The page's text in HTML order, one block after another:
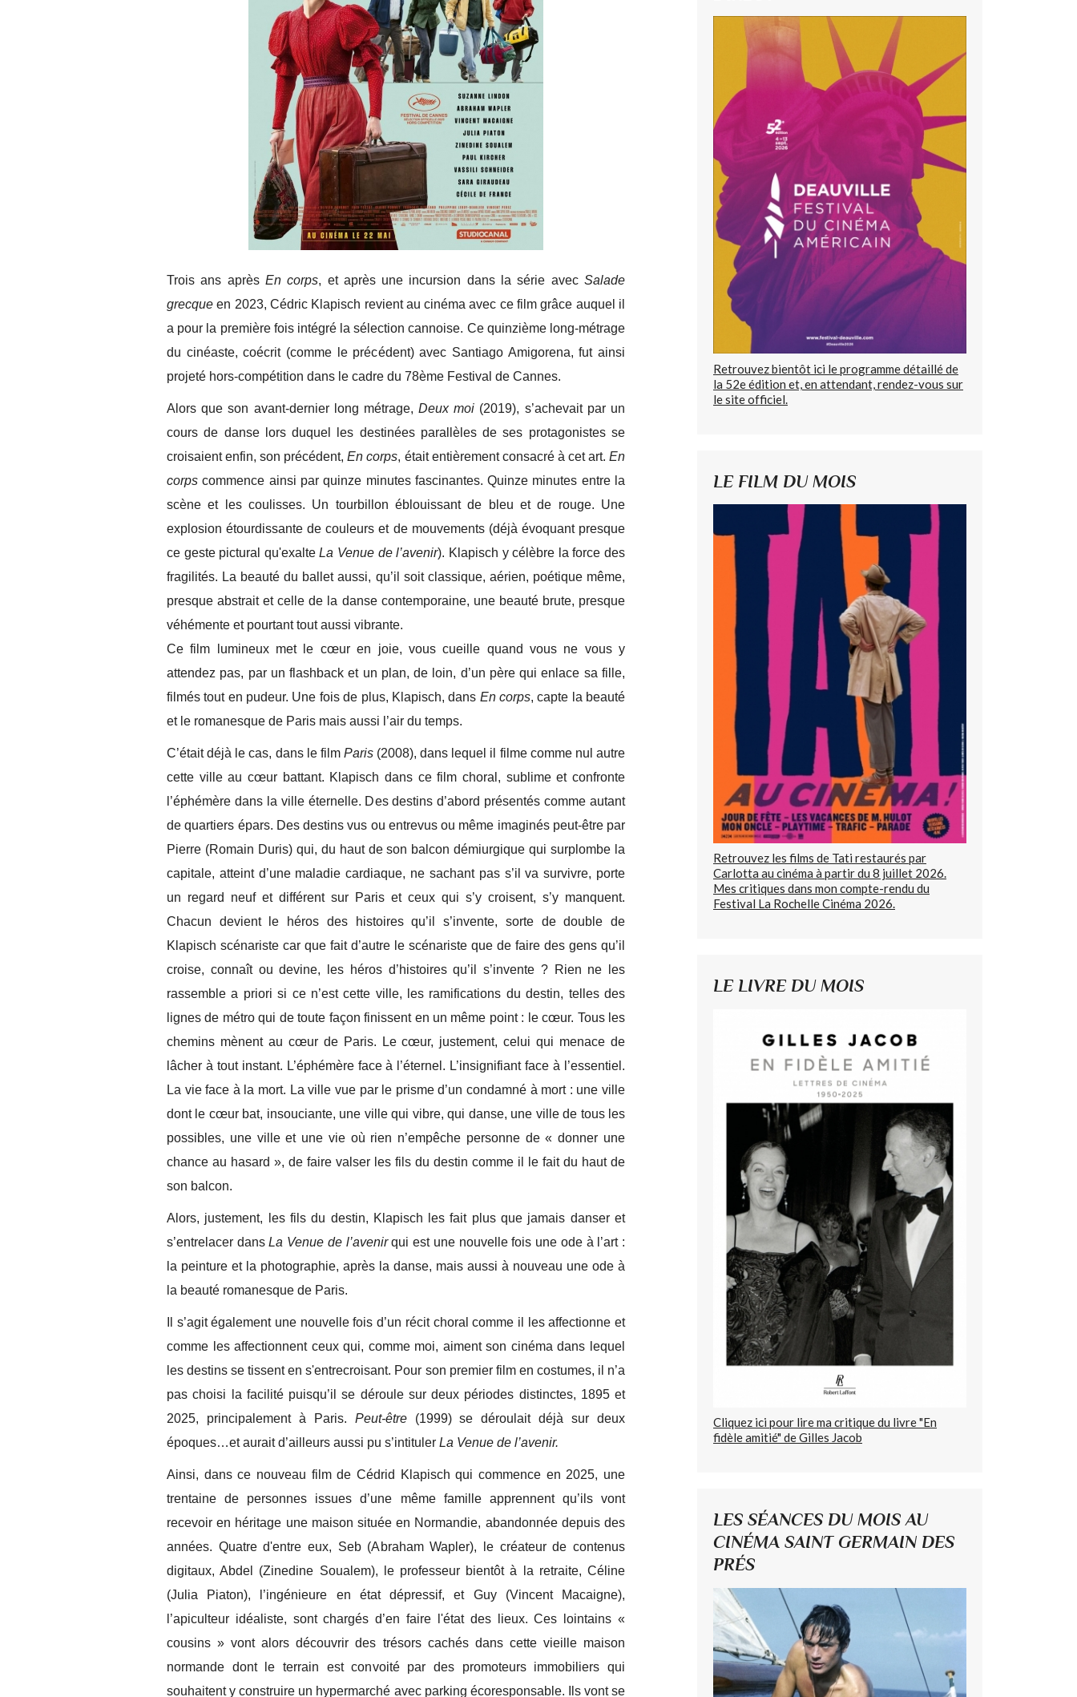
Trois ans après En corps, et après une incursion dans la série avecSalade
grecque en 2023, Cédric Klapisch revient au cinéma avec ce film grâce auquel il
a pour la première fois intégré la sélection cannoise. Ce quinzième long-métrage
du cinéaste, coécrit (comme le précédent) avec Santiago Amigorena, fut ainsi
projeté hors-compétition dans le cadre du 78ème Festival de Cannes.
Alors que son avant-dernier long métrage,Deux moi (2019), s’achevait par un
cours de danse lors duquel les destinées parallèles de ses protagonistes se
croisaient enfin, son précédent,En corps, était entièrement consacré à cet art.En
corpscommence ainsi par quinze minutes fascinantes. Quinze minutes entre la
scène et les coulisses. Un tourbillon éblouissant de bleu et de rouge. Une
explosion étourdissante de couleurs et de mouvements (déjà évoquant presque
ce geste pictural qu'exalteLa Venue de l’avenir). Klapisch y célèbre la force des
fragilités. La beauté du ballet aussi, qu’il soit classique, aérien, poétique même,
presque abstrait et celle de la danse contemporaine, une beauté brute, presque
véhémente et pourtant tout aussi vibrante.
Ce film lumineux met le cœur en joie, vous cueille quand vous ne vous y
attendez pas, par un flashback et un plan, de loin, d’un père qui enlace sa fille,
filmés tout en pudeur. Une fois de plus, Klapisch, dans En corps, capte la beauté
et le romanesque de Paris mais aussi l’air du temps.
C’était déjà le cas, dans le film Paris(2008), dans lequel il filme comme nul autre
cette ville au cœur battant. Klapisch dans ce film choral, sublime et confronte
l’éphémère dans la ville éternelle. Des destins d’abord présentés comme autant
de quartiers épars. Des destins vus ou entrevus ou même imaginés peut-être par
Pierre (Romain Duris) qui, du haut de son balcon démiurgique qui surplombe la
capitale, atteint d’une maladie cardiaque, ne sachant pas s’il va survivre, porte
un regard neuf et différent sur Paris et ceux qui s’y croisent, s’y manquent.
Chacun devient le héros des histoires qu’il s’invente, sorte de double de
Klapisch scénariste car que fait d’autre le scénariste que de faire des gens qu’il
croise, connaît ou devine, les héros d’histoires qu’il s’invente ? Rien ne les
rassemble a priori si ce n’est cette ville, les ramifications du destin, telles des
lignes de métro qui de toute façon finissent en un même point : le cœur. Tous les
chemins mènent au cœur de Paris. Le cœur, justement, celui qui menace de
lâcher à tout instant. L’éphémère face à l’éternel. L’insignifiant face à l’essentiel.
La vie face à la mort. La ville vue par le prisme d’un condamné à mort : une ville
dont le cœur bat, insouciante, une ville qui vibre, qui danse, une ville de tous les
possibles, une ville et une vie où rien n’empêche personne de « donner une
chance au hasard », de faire valser les fils du destin comme il le fait du haut de
son balcon.
Alors, justement, les fils du destin, Klapisch les fait plus que jamais danser et
s’entrelacer dansLa Venue de l’avenirqui est une nouvelle fois une ode à l’art :
la peinture et la photographie, après la danse, mais aussi à nouveau une ode à
la beauté romanesque de Paris.
Il s’agit également une nouvelle fois d’un récit choral comme il les affectionne et
comme les affectionnent ceux qui, comme moi, aiment son cinéma dans lequel
les destins se tissent en s'entrecroisant. Pour son premier film en costumes, il n’a
pas choisi la facilité puisqu’il se déroule sur deux périodes distinctes, 1895 et
2025, principalement à Paris. Peut-être(1999) se déroulait déjà sur deux
époques…et aurait d’ailleurs aussi pu s’intituler La Venue de l’avenir.
Ainsi, dans ce nouveau film de Cédrid Klapisch qui commence en 2025, une
trentaine de personnes issues d’une même famille apprennent qu’ils vont
recevoir en héritage une maison située en Normandie, abandonnée depuis des
années. Quatre d'entre eux, Seb (Abraham Wapler), le créateur de contenus
digitaux, Abdel (Zinedine Soualem), le professeur bientôt à la retraite, Céline
(Julia Piaton), l’ingénieure en état dépressif, et Guy (Vincent Macaigne),
l’apiculteur idéaliste, sont chargés d’en faire l'état des lieux. Ces lointains «
cousins » vont alors découvrir des trésors cachés dans cette vieille maison
normande dont le terrain est convoité par des promoteurs immobiliers qui
souhaitent y construire un hypermarché avec parking écoresponsable. Ils vont se
Retrouvez bientôt ici le programme détaillé de
la 52e édition et, en attendant, rendez-vous sur
le site officiel.
LE FILM DU MOIS
Retrouvez les films de Tati restaurés par
Carlotta au cinéma à partir du 8 juillet 2026.
Mes critiques dans mon compte-rendu du
Festival La Rochelle Cinéma 2026.
LE LIVRE DU MOIS
Cliquez ici pour lire ma critique du livre "En
fidèle amitié" de Gilles Jacob
LES SÉANCES DU MOIS AU
CINÉMA SAINT GERMAIN DES
PRÉS